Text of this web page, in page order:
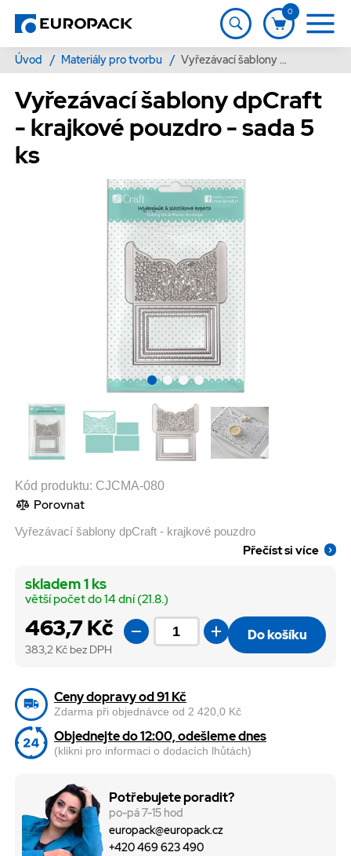
0
Úvod / Materiály pro tvorbu / Vyřezávací šablony dpCraft - krajkové pouzdro - sada 5 ks
Vyřezávací šablony dpCraft
- krajkové pouzdro - sada 5
ks
Kód produktu: CJCMA-080
Porovnat
Vyřezávací šablony dpCraft - krajkové pouzdro
Přečíst si více
463,7 Kč
383,2 Kč bez DPH
skladem 1 ks
větší počet do 14 dní (21.8.)
Do košíku
Ceny dopravy od 91 Kč
Zdarma při objednávce od 2 420,0 Kč
Objednejte do 12:00, odešleme dnes
(klikni pro informaci o dodacích lhůtách)
Potřebujete poradit?
po-pá 7-15 hod
europack@europack.cz
+420 469 623 490